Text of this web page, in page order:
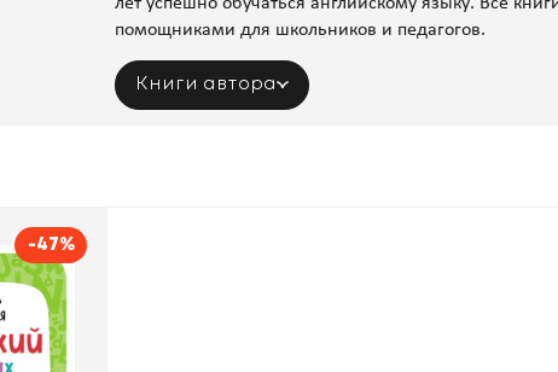
помощниками для школьников и педагогов.
Книги автора
-47%
из
1-2
И. А.